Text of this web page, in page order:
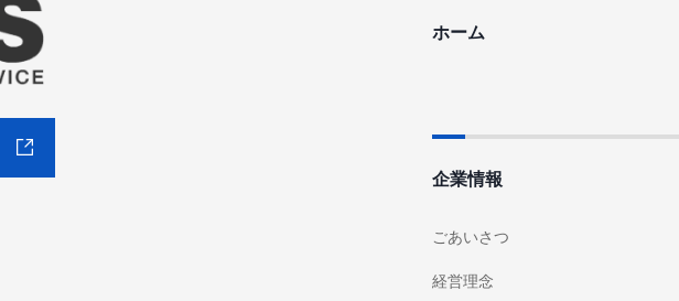
ホーム
企業情報
ごあいさつ
経営理念